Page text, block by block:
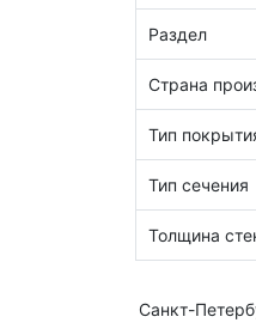
Раздел
Страна
Тип
Тип сечения
Толщина
Санкт-